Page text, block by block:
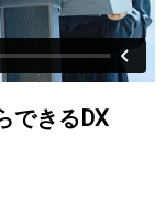
ドキュメント
スライド
できるDX